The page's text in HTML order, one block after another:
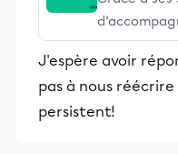
stimulants,
et leurs
éducative.
J'espère avoir
pas à nous
persistent!